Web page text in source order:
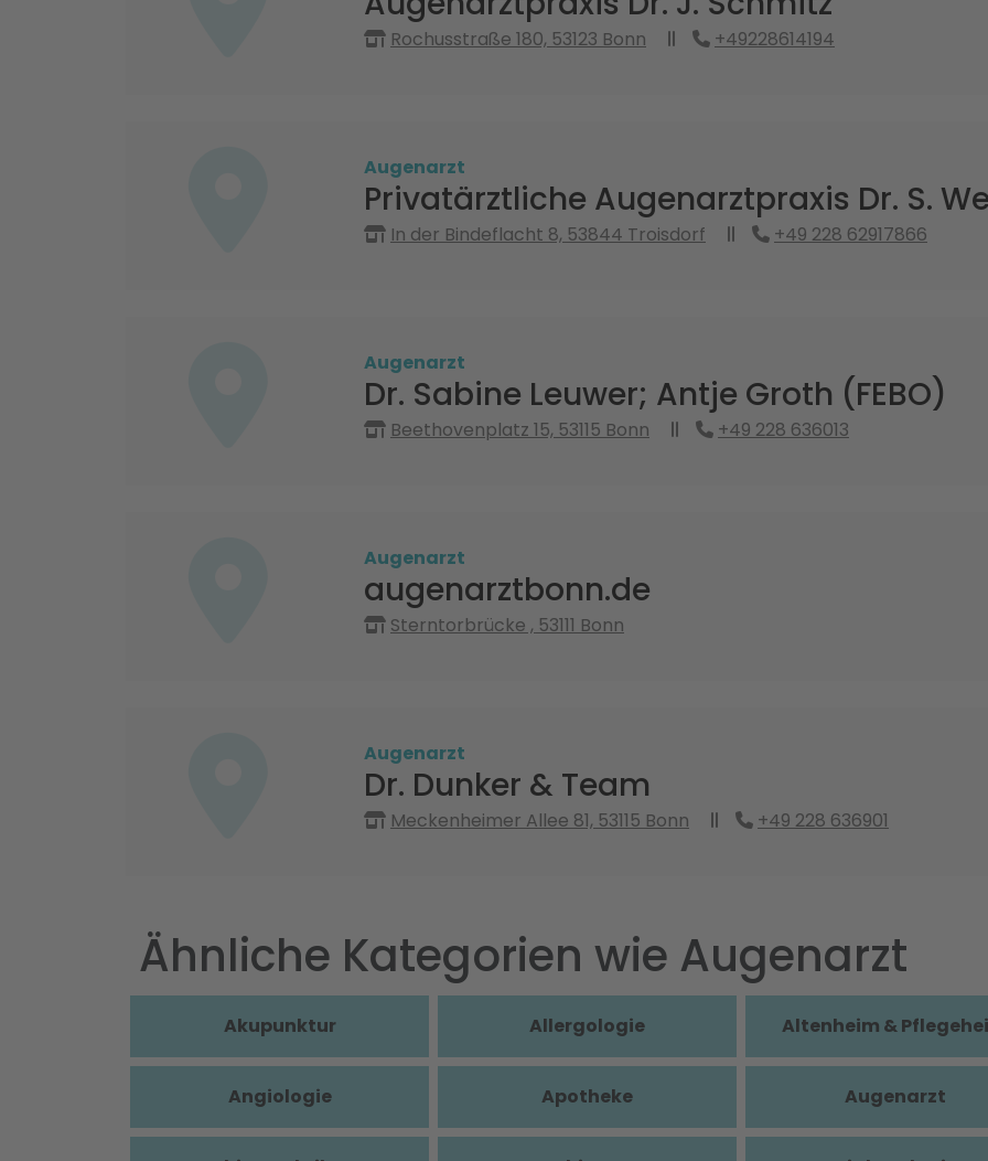
Rochusstraße 180, 53123 Bonn +49228614194
Augenarzt
Privatärztliche Augenarztpraxis Dr. S.
In der Bindeflacht 8, 53844 Troisdorf +49 228 62917866
Augenarzt
Dr. Sabine Leuwer; Antje Groth (FEBO)
Beethovenplatz 15, 53115 Bonn +49 228 636013
Augenarzt
augenarztbonn.de
Sterntorbrücke , 53111 Bonn
Augenarzt
Dr. Dunker & Team
Meckenheimer Allee 81, 53115 Bonn +49 228 636901
Ähnliche Kategorien wie Augenarzt
Akupunktur Allergologie Altenheim &
Angiologie Apotheke Augenarzt